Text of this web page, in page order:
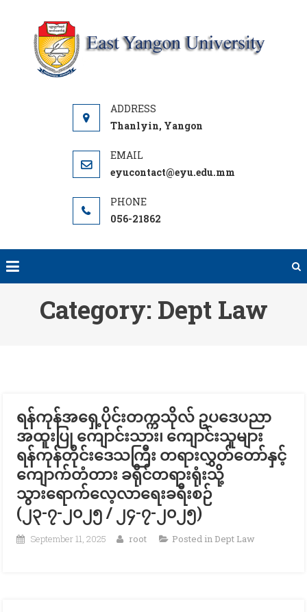
content
Thanlyin, Yangon
eyucontact@eyu.edu.mm
056-21862
Category: Dept Law
ရန်ကုန်အရှေ့ပိုင်းတက္ကသိုလ် ဥပဒေပညာ
အထူးပြု ကျောင်းသား၊ ကျောင်းသူများ
ရန်ကုန်တိုင်းဒေသကြီး တရားလွှတ်တော်နှင့်
ကျောက်တံတား ခရိုင်တရားရုံးသို့
သွားရောက်လေ့လာရေးခရီးစဉ်
(၂၃-၇-၂၀၂၅ / ၂၄-၇-၂၀၂၅)
September 11, 2025 root Posted in Dept Law